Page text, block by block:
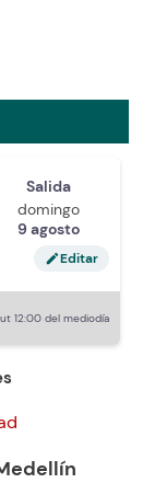
Salida
domingo
9 agosto
editEditar
12:00 del mediodía